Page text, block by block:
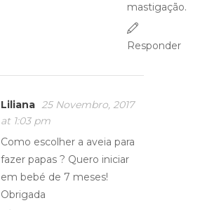
mastigação.
Responder
Liliana 25 Novembro, 2017
at 1:03 pm
Como escolher a aveia para
fazer papas ? Quero iniciar
em bebé de 7 meses!
Obrigada